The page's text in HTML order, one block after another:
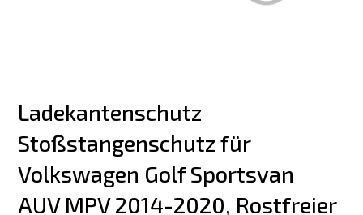
Ladekantenschutz
Stoßstangenschutz für
Volkswagen Golf Sportsvan
AUV MPV 2014-2020, Rostfreier